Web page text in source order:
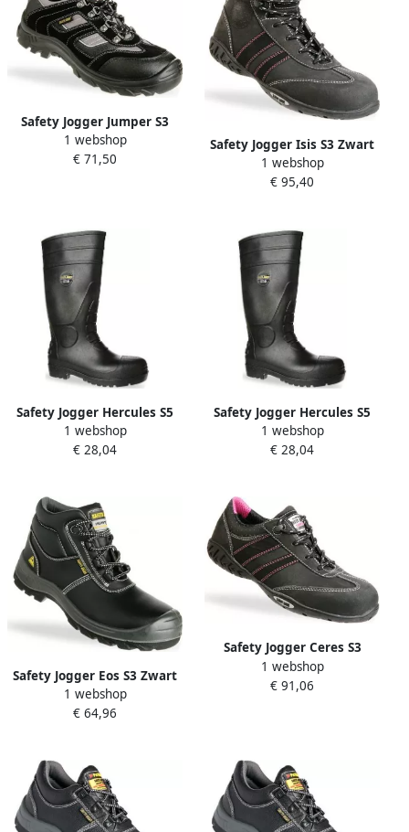
Safety Jogger Jumper S3
Zwart Grijs 11.118.018.45
1 webshop
€ 71,50
Safety Jogger Isis S3 Zwart
11.118.027.40
1 webshop
€ 95,40
Safety Jogger Hercules S5
Zwart 15.118.002.38
1 webshop
€ 28,04
Safety Jogger Hercules S5
Zwart 15.118.002.36
1 webshop
€ 28,04
Safety Jogger Eos S3 Zwart
11.118.005.40
1 webshop
€ 64,96
Safety Jogger Ceres S3
Zwart 11.118.029.39
1 webshop
€ 91,06